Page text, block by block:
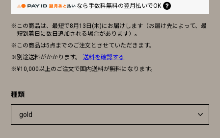
なら 手数料無料の翌月払いでOK
※この商品は、最短で8月13日(木)にお届けします（お届け先によって、最
短到着日に数日追加される場合があります）。
※この商品は5点までのご注文とさせていただきます。
※別途送料がかかります。
送料を確認する
※¥10,000以上のご注文で国内送料が無料になります。
種類